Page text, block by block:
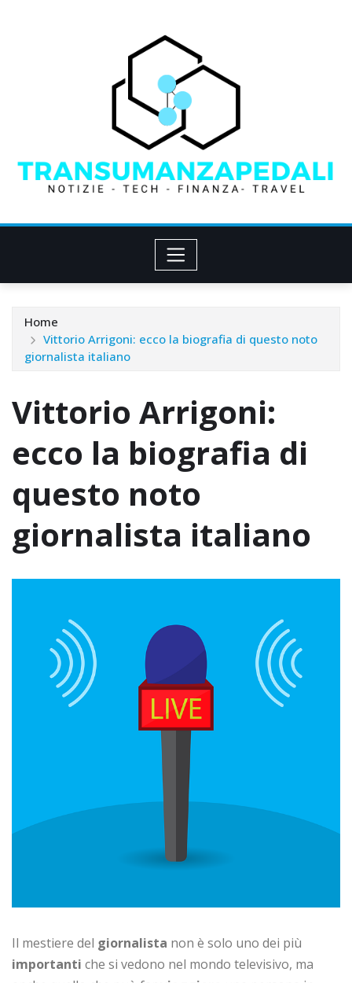
Home
Vittorio Arrigoni: ecco la biografia di questo noto
giornalista italiano
Vittorio Arrigoni:
ecco la biografia di
questo noto
giornalista italiano
Il mestiere del giornalista non è solo uno dei più
importanti che si vedono nel mondo televisivo, ma